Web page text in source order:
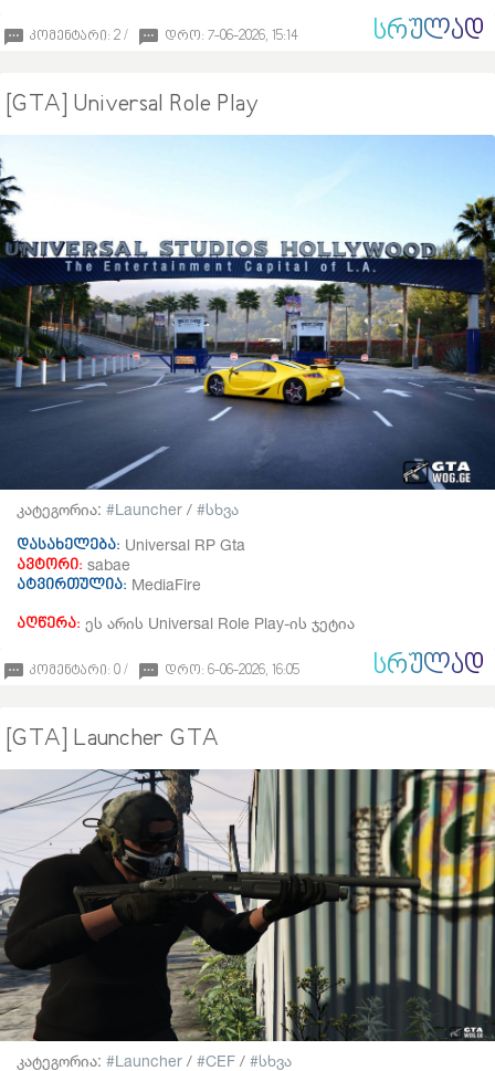
კომენტარი: 2 / დრო: 7-06-2026, 15:14 ᲡᲠᲣᲚᲐᲓ
[GTA] Universal Role Play
კატეგორია: Launcher /
სხვა
დასახელება: Universal RP Gta
ავტორი: sabae
ატვირთულია: MediaFire
აღწერა: ეს არის Universal Role Play-ის ჯეტია
კომენტარი: 0 / დრო: 6-06-2026, 16:05 ᲡᲠᲣᲚᲐᲓ
[GTA] Launcher GTA
კატეგორია: Launcher / CEF /
სხვა